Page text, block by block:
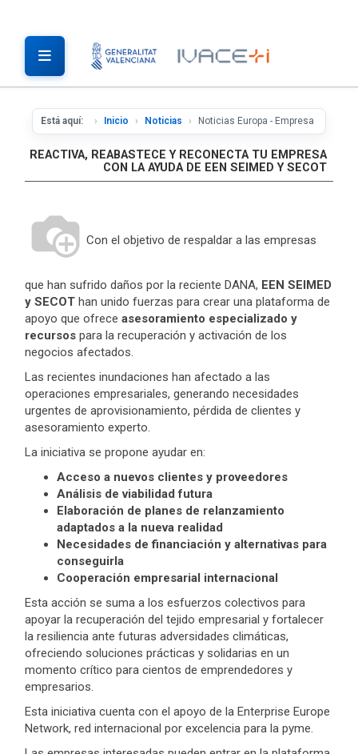
Está aquí: Inicio Noticias Noticias Europa - Empresa
REACTIVA, REABASTECE Y RECONECTA TU EMPRESA
CON LA AYUDA DE EEN SEIMED Y SECOT
Con el objetivo de respaldar a las empresas
que han sufrido daños por la reciente DANA, EEN SEIMED
y SECOT han unido fuerzas para crear una plataforma de
apoyo que ofrece asesoramiento especializado y
recursos para la recuperación y activación de los
negocios afectados.
Las recientes inundaciones han afectado a las
operaciones empresariales, generando necesidades
urgentes de aprovisionamiento, pérdida de clientes y
asesoramiento experto.
La iniciativa se propone ayudar en:
Acceso a nuevos clientes y proveedores
Análisis de viabilidad futura
Elaboración de planes de relanzamiento
adaptados a la nueva realidad
Necesidades de financiación y alternativas para
conseguirla
Cooperación empresarial internacional
Esta acción se suma a los esfuerzos colectivos para
apoyar la recuperación del tejido empresarial y fortalecer
la resiliencia ante futuras adversidades climáticas,
ofreciendo soluciones prácticas y solidarias en un
momento crítico para cientos de emprendedores y
empresarios.
Esta iniciativa cuenta con el apoyo de la Enterprise Europe
Network, red internacional por excelencia para la pyme.